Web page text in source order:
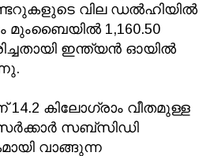
വില ഡൽഹിയിൽ
മുംബൈയിൽ 1,160.50
ഇന്ത്യൻ ഓയിൽ
14.2 കിലോഗ്രാം വീതമുള്ള
സബ്‌സിഡി
വാങ്ങുന്ന